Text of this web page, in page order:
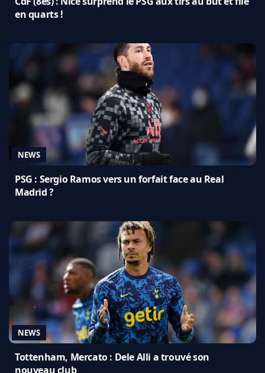
en quarts !
NEWS
PSG : Sergio Ramos vers un forfait face au Real
Madrid ?
NEWS
Tottenham, Mercato : Dele Alli a trouvé son
nouveau club